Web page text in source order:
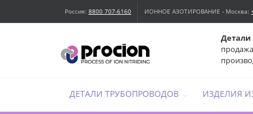
Россия: 8800 707-6160 ИОННОЕ АЗОТИРОВАНИЕ - Москва:
ДЕТАЛИ ТРУБОПРОВОДОВ ИЗДЕЛИЯ